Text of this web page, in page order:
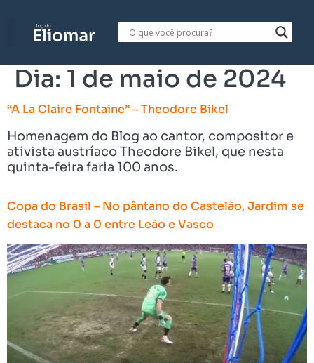
Dia: 1 de maio de 2024
“A La Claire Fontaine” – Theodore Bikel
Homenagem do Blog ao cantor, compositor e
ativista austríaco Theodore Bikel, que nesta
quinta-feira faria 100 anos.
Copa do Brasil – No pântano do Castelão, Jardim se
destaca no 0 a 0 entre Leão e Vasco